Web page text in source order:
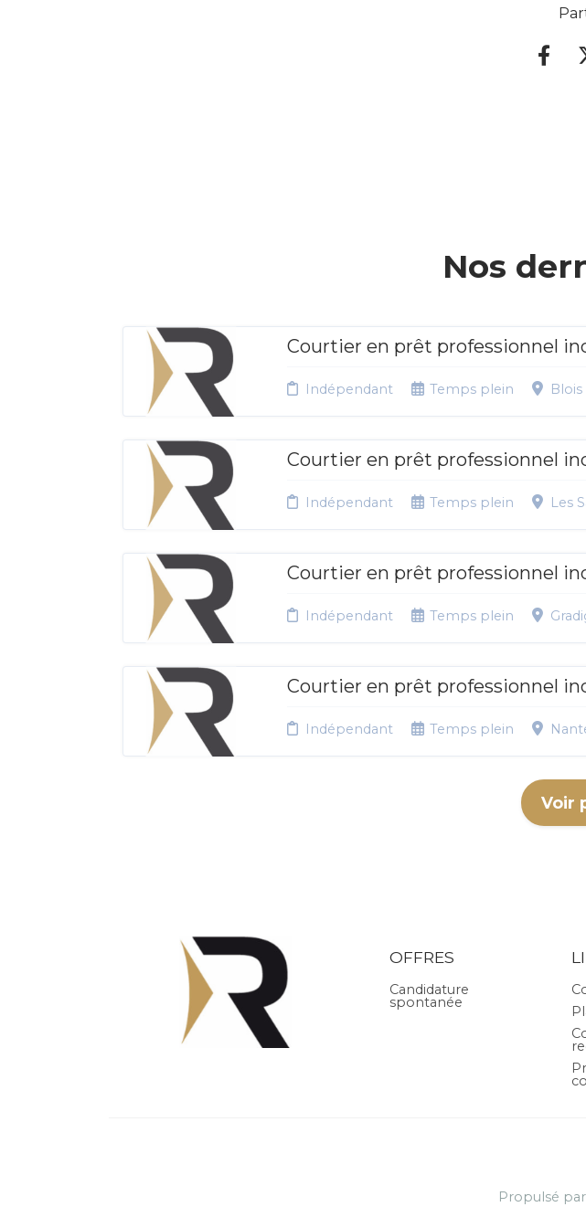
Nos
Courtier en prêt professionnel
Indépendant Temps plein Blois
Courtier en prêt professionnel
Indépendant Temps plein Les
Courtier en prêt professionnel
Indépendant Temps plein
Courtier en prêt professionnel
Indépendant Temps plein
Voir
OFFRES
Candidature
spontanée
Propulsé par